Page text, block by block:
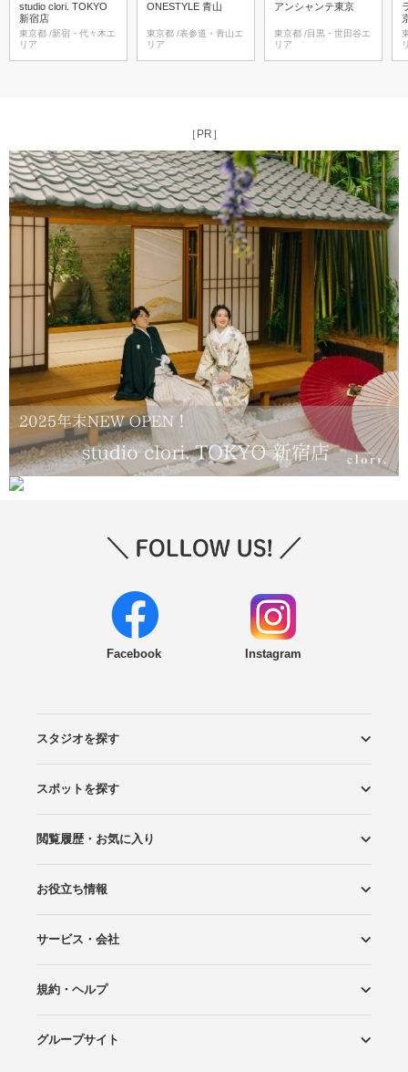
studio clori. TOKYO
新宿店
東京都 /新宿・代々木エ
リア
ONESTYLE 青山
東京都 /表参道・青山エ
リア
アンシャンテ東京
東京都 /目黒・世田谷エ
リア
東
［PR］
Facebook Instagram
スタジオを探す
エリアから探す
こだわりから探す
NEW PHOTO STYLE
プランから探す
フォトタイプ診断
フォトグラファーから探す
国内リゾートから探す
スポットを探す
ロケーションから探す
スタジオから探す
閲覧履歴・お気に入り
閲覧スタジオ
お気に入り
お役立ち情報
Wedding Photo マガジン
はじめてガイド
サービス・会社
Photoraitとは
スタジオの掲載について
お問い合わせ
運営会社
サイトマップ
規約・ヘルプ
プライバシーポリシー
利用規約
ヘルプ
グループサイト